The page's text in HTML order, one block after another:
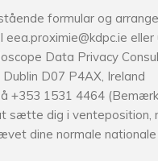
formular og
eea.proximie@kdpc.ie
Data Privacy
Dublin D07 P4AX, Ireland
+353 1531 4464
sætte dig i venteposition,
dine normale